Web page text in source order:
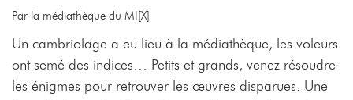
Par la médiathèque du MI[X]
Un cambriolage a eu lieu à la médiathèque, les voleurs
ont semé des indices… Petits et grands, venez résoudre
les énigmes pour retrouver les œuvres disparues. Une